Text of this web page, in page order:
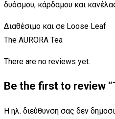
δυόσμου, κάρδαμου και
Διαθέσιμο και σε Loose Leaf
The AURORA Tea
There are no reviews yet.
Be the first to review
Η ηλ. διεύθυνση σας δεν